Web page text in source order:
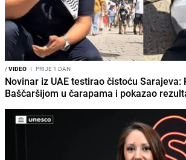
/VIDEO I PRIJE 1 DAN
Novinar iz UAE testirao čistoću Sarajeva:
Baščaršijom u čarapama i pokazao